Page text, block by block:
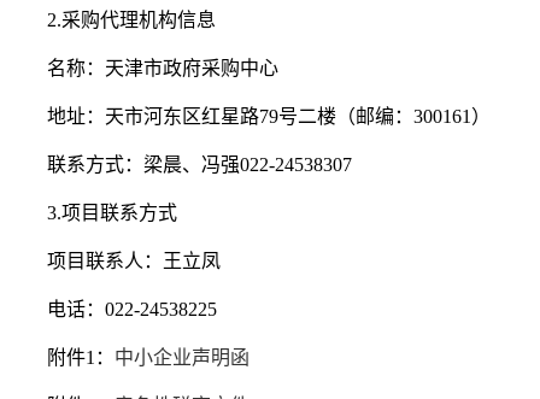
2.采购代理机构信息
名称：天津市政府采购中心
地址：天市河东区红星路79号二楼（邮编：300161）
联系方式：梁晨、冯强022-24538307
3.项目联系方式
项目联系人：王立凤
电话：022-24538225
附件1： 中小企业声明函